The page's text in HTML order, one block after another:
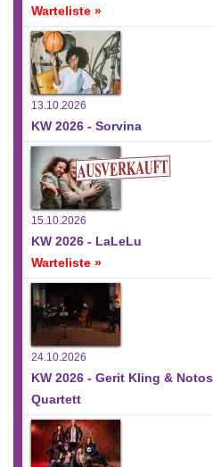
Warteliste »
13.10.2026
KW 2026 - Sorvina
15.10.2026
KW 2026 - LaLeLu
Warteliste »
24.10.2026
KW 2026 - Gerit Kling & Notos
Quartett